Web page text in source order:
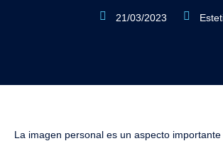
21/03/2023
La imagen personal es un aspecto importante